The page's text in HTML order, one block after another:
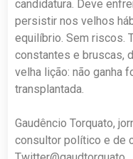
candidatura. Deve
persistir nos velhos
equilíbrio. Sem riscos.
cons­tantes e bruscas,
velha lição: não ganha
transplantada.
Gaudêncio Torquato,
consultor político e de